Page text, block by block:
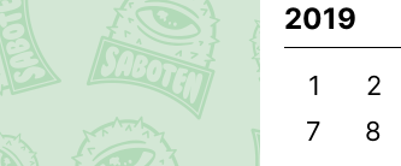
2019
1 2
7
8